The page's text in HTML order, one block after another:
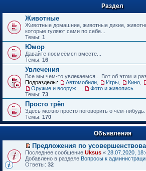
Раздел
Животные
Животные домашние, животные дикие,
которые гуляют сами по себе...
Темы: 1
Юмор
Давайте посмеёмся вместе...
Темы: 16
Увлечения
Все мы чем-то увлекаемся... Вот об этом и
Подразделы:
Автомобили Игры Кино
Фото и живопись
Темы: 73
Просто трёп
Здесь можно просто поговорить о чём-
Темы: 170
Объявления
П
е
р
Предложения по
Последнее сообщение Uksus « 28.07.2020,
Добавлено в разделе Вопросы к
Ответы: 32